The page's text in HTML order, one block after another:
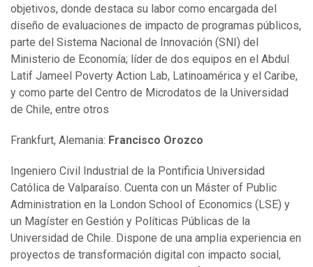
objetivos, donde destaca su labor como encargada del
diseño de evaluaciones de impacto de programas públicos,
parte del Sistema Nacional de Innovación (SNI) del
Ministerio de Economía; líder de dos equipos en el Abdul
Latif Jameel Poverty Action Lab, Latinoamérica y el Caribe,
y como parte del Centro de Microdatos de la Universidad
de Chile, entre otros
Frankfurt, Alemania: Francisco Orozco
Ingeniero Civil Industrial de la Pontificia Universidad
Católica de Valparaíso. Cuenta con un Máster of Public
Administration en la London School of Economics (LSE) y
un Magíster en Gestión y Políticas Públicas de la
Universidad de Chile. Dispone de una amplia experiencia en
proyectos de transformación digital con impacto social,